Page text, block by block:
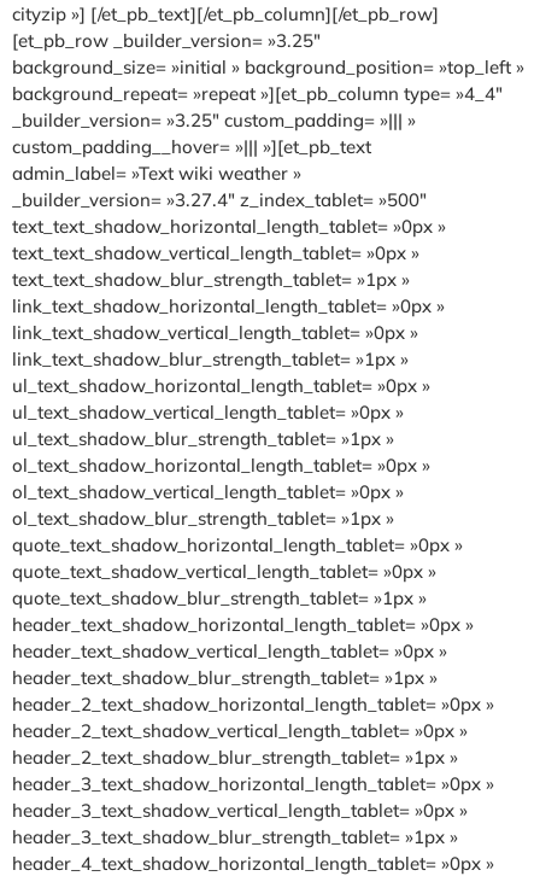
cityzip »] [/et_pb_text][/et_pb_column][/et_pb_row]
[et_pb_row _builder_version= »3.25″
background_size= »initial » background_position= »top_left »
background_repeat= »repeat »][et_pb_column type= »4_4″
_builder_version= »3.25″ custom_padding= »||| »
custom_padding__hover= »||| »][et_pb_text
admin_label= »Text wiki weather »
_builder_version= »3.27.4″ z_index_tablet= »500″
text_text_shadow_horizontal_length_tablet= »0px »
text_text_shadow_vertical_length_tablet= »0px »
text_text_shadow_blur_strength_tablet= »1px »
link_text_shadow_horizontal_length_tablet= »0px »
link_text_shadow_vertical_length_tablet= »0px »
link_text_shadow_blur_strength_tablet= »1px »
ul_text_shadow_horizontal_length_tablet= »0px »
ul_text_shadow_vertical_length_tablet= »0px »
ul_text_shadow_blur_strength_tablet= »1px »
ol_text_shadow_horizontal_length_tablet= »0px »
ol_text_shadow_vertical_length_tablet= »0px »
ol_text_shadow_blur_strength_tablet= »1px »
quote_text_shadow_horizontal_length_tablet= »0px »
quote_text_shadow_vertical_length_tablet= »0px »
quote_text_shadow_blur_strength_tablet= »1px »
header_text_shadow_horizontal_length_tablet= »0px »
header_text_shadow_vertical_length_tablet= »0px »
header_text_shadow_blur_strength_tablet= »1px »
header_2_text_shadow_horizontal_length_tablet= »0px »
header_2_text_shadow_vertical_length_tablet= »0px »
header_2_text_shadow_blur_strength_tablet= »1px »
header_3_text_shadow_horizontal_length_tablet= »0px »
header_3_text_shadow_vertical_length_tablet= »0px »
header_3_text_shadow_blur_strength_tablet= »1px »
header_4_text_shadow_horizontal_length_tablet= »0px »